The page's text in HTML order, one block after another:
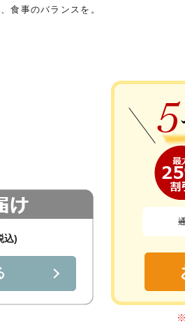
食事のバランスを。
込)